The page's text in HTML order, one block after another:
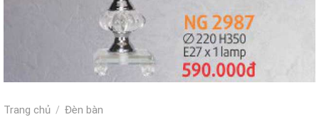
Trang chủ / Đèn bàn